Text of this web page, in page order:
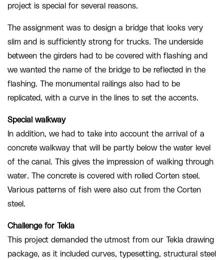
project is special for several reasons.
The assignment was to design a bridge that looks very
slim and is sufficiently strong for trucks. The underside
between the girders had to be covered with flashing and
we wanted the name of the bridge to be reflected in the
flashing. The monumental railings also had to be
replicated, with a curve in the lines to set the accents.
Special walkway
In addition, we had to take into account the arrival of a
concrete walkway that will be partly below the water level
of the canal. This gives the impression of walking through
water. The concrete is covered with rolled Corten steel.
Various patterns of fish were also cut from the Corten
steel.
Challenge for Tekla
This project demanded the utmost from our Tekla drawing
package, as it included curves, typesetting, structural steel